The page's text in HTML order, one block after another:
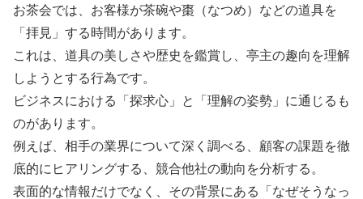
お茶会では、お客様が茶碗や棗（なつめ）などの道具を
「拝見」する時間があります。
これは、道具の美しさや歴史を鑑賞し、亭主の趣向を理解
しようとする行為です。
ビジネスにおける「探求心」と「理解の姿勢」に通じるも
のがあります。
例えば、相手の業界について深く調べる、顧客の課題を徹
底的にヒアリングする、競合他社の動向を分析する。
表面的な情報だけでなく、その背景にある「なぜそうなっ